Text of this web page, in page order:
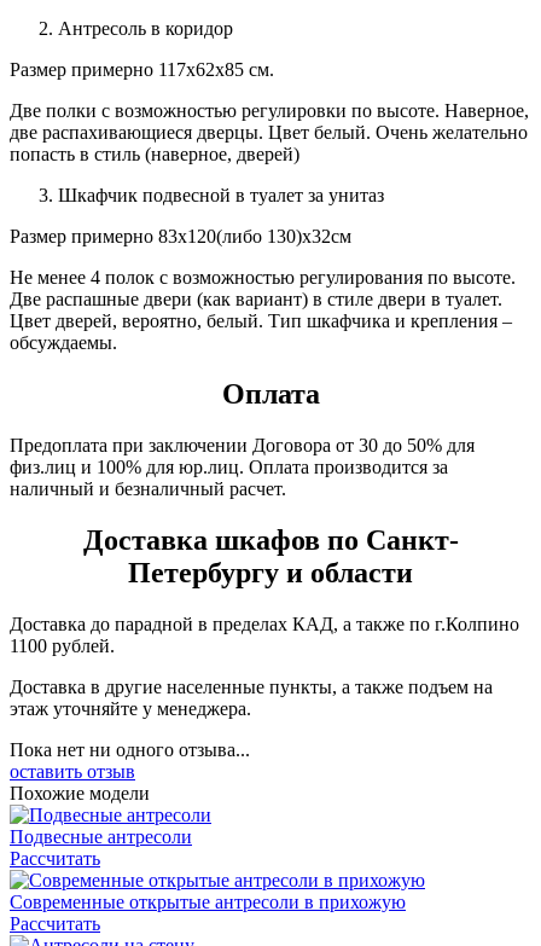
Антресоль в коридор
Размер примерно 117х62х85 см.
Две полки с возможностью регулировки по высоте. Наверное,
две распахивающиеся дверцы. Цвет белый. Очень желательно
попасть в стиль (наверное, дверей)
Шкафчик подвесной в туалет за унитаз
Размер примерно 83х120(либо 130)х32см
Не менее 4 полок с возможностью регулирования по высоте.
Две распашные двери (как вариант) в стиле двери в туалет.
Цвет дверей, вероятно, белый. Тип шкафчика и крепления –
обсуждаемы.
Оплата
Предоплата при заключении Договора от 30 до 50% для
физ.лиц и 100% для юр.лиц. Оплата производится за
наличный и безналичный расчет.
Доставка шкафов по Санкт-
Петербургу и области
Доставка до парадной в пределах КАД, а также по г.Колпино
1100 рублей.
Доставка в другие населенные пункты, а также подъем на
этаж уточняйте у менеджера.
Пока нет ни одного отзыва...
оставить отзыв
Похожие модели
Подвесные антресоли
Рассчитать
Современные открытые антресоли в прихожую
Рассчитать